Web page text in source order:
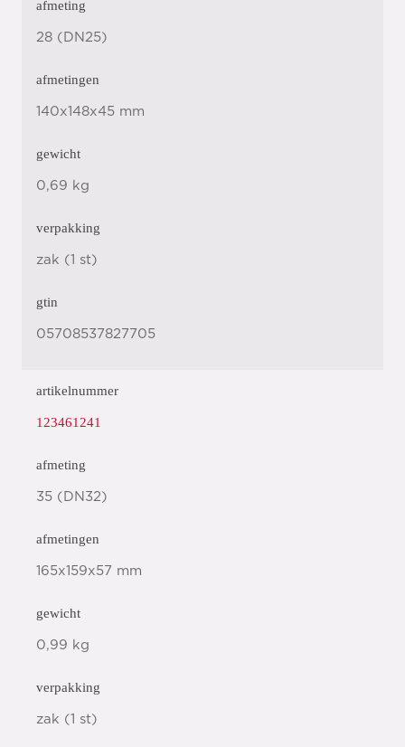
afmeting
28 (DN25)
afmetingen
140x148x45 mm
gewicht
0,69 kg
verpakking
zak (1 st)
gtin
05708537827705
artikelnummer
123461241
afmeting
35 (DN32)
afmetingen
165x159x57 mm
gewicht
0,99 kg
verpakking
zak (1 st)